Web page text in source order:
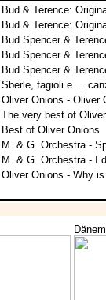
Bud & Terence:
Bud & Terence:
Bud Spencer &
Bud Spencer &
Bud Spencer &
Sberle, fagioli e ...
Oliver Onions - Oliver
The very best of
Best of Oliver Onions
M. & G. Orchestra -
M. & G. Orchestra - I
Oliver Onions - Why